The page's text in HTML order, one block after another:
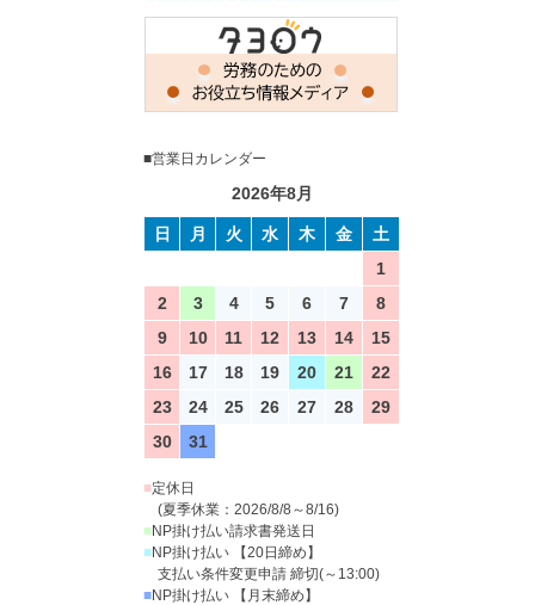
■営業日カレンダー
2026年8月
日 月 火 水 木 金
土
1
2
3 4 5 6 7
8
9
10 11 12 13 14
15
16
17 18 19 20 21
22
23
24 25 26 27 28
29
30
31
■定休日
(夏季休業：2026/8/8～8/16)
■NP掛け払い請求書発送日
■NP掛け払い 【20日締め】
支払い条件変更申請 締切(～13:00)
■NP掛け払い 【月末締め】